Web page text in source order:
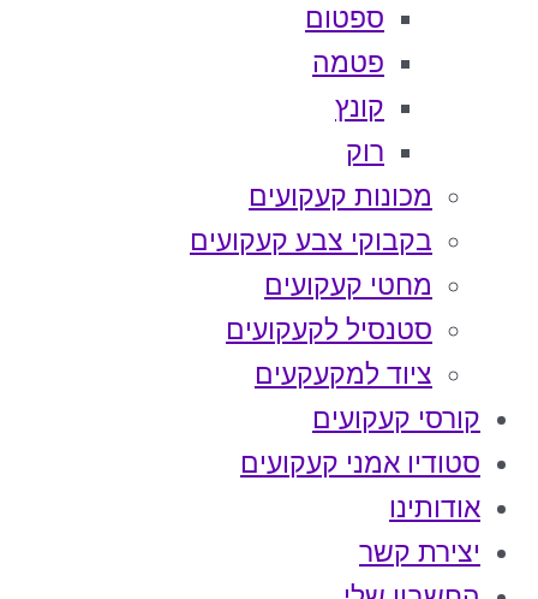
ספטום
פטמה
קונץ
רוק
מכונות קעקועים
בקבוקי צבע קעקועים
מחטי קעקועים
סטנסיל לקעקועים
ציוד למקעקעים
קורסי קעקועים
סטודיו אמני קעקועים
אודותינו
יצירת קשר